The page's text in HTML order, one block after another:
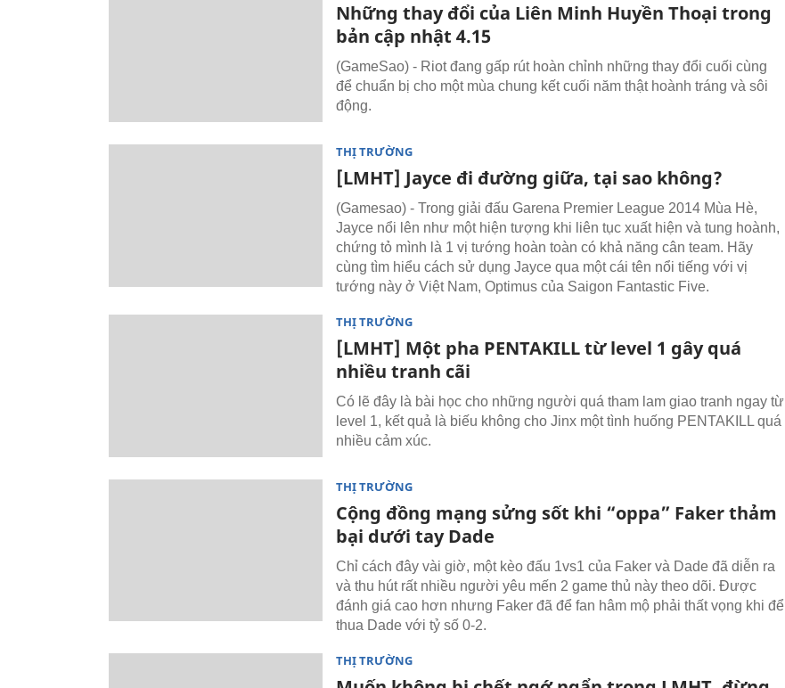
Những thay đổi của Liên Minh Huyền Thoại trong
bản cập nhật 4.15
(GameSao) - Riot đang gấp rút hoàn chỉnh những thay đổi cuối cùng
để chuẩn bị cho một mùa chung kết cuối năm thật hoành tráng và sôi
động.
THỊ TRƯỜNG
[LMHT] Jayce đi đường giữa, tại sao không?
(Gamesao) - Trong giải đấu Garena Premier League 2014 Mùa Hè,
Jayce nổi lên như một hiện tượng khi liên tục xuất hiện và tung hoành,
chứng tỏ mình là 1 vị tướng hoàn toàn có khả năng cân team. Hãy
cùng tìm hiểu cách sử dụng Jayce qua một cái tên nổi tiếng với vị
tướng này ở Việt Nam, Optimus của Saigon Fantastic Five.
THỊ TRƯỜNG
[LMHT] Một pha PENTAKILL từ level 1 gây quá
nhiều tranh cãi
Có lẽ đây là bài học cho những người quá tham lam giao tranh ngay từ
level 1, kết quả là biếu không cho Jinx một tình huống PENTAKILL quá
nhiều cảm xúc.
THỊ TRƯỜNG
Cộng đồng mạng sửng sốt khi “oppa” Faker thảm
bại dưới tay Dade
Chỉ cách đây vài giờ, một kèo đấu 1vs1 của Faker và Dade đã diễn ra
và thu hút rất nhiều người yêu mến 2 game thủ này theo dõi. Được
đánh giá cao hơn nhưng Faker đã để fan hâm mộ phải thất vọng khi để
thua Dade với tỷ số 0-2.
THỊ TRƯỜNG